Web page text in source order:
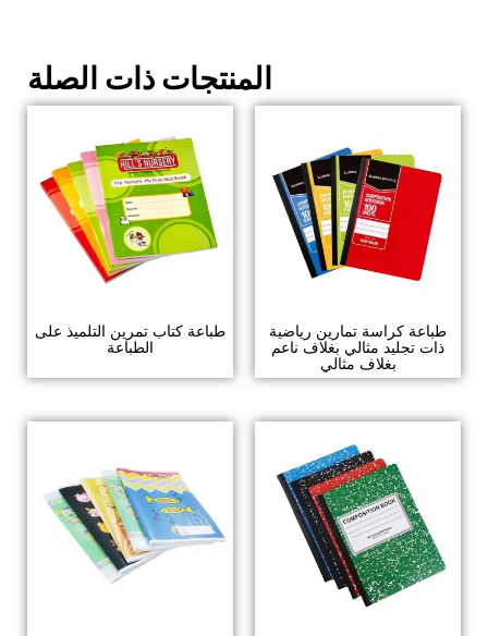
المنتجات ذات الصلة
طباعة كتاب تمرين التلميذ على
الطباعة
طباعة كراسة تمارين رياضية
ذات تجليد مثالي بغلاف ناعم
بغلاف مثالي